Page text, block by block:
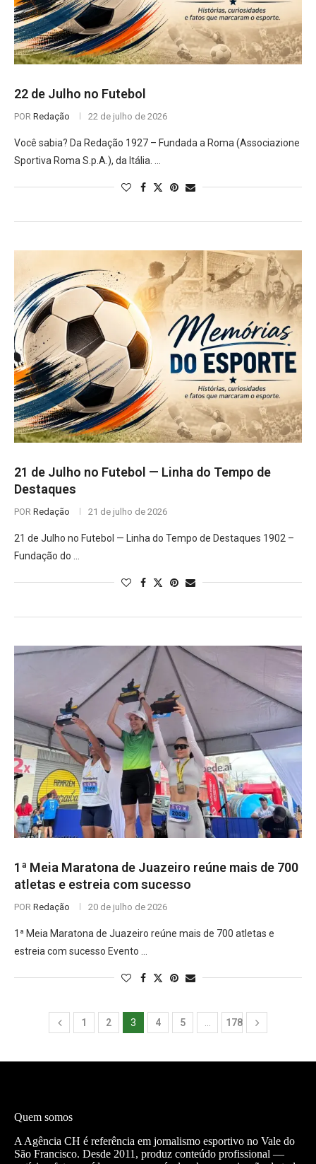
22 de Julho no Futebol
POR Redação 22 de julho de 2026
Você sabia? Da Redação 1927 – Fundada a Roma (Associazione
Sportiva Roma S.p.A.), da Itália. …
21 de Julho no Futebol — Linha do Tempo de
Destaques
POR Redação 21 de julho de 2026
21 de Julho no Futebol — Linha do Tempo de Destaques 1902 –
Fundação do …
1ª Meia Maratona de Juazeiro reúne mais de 700
atletas e estreia com sucesso
POR Redação 20 de julho de 2026
1ª Meia Maratona de Juazeiro reúne mais de 700 atletas e
estreia com sucesso Evento …
1 2 3 4 5 178
Quem somos
A Agência CH é referência em jornalismo esportivo no Vale do
São Francisco. Desde 2011, produz conteúdo profissional —